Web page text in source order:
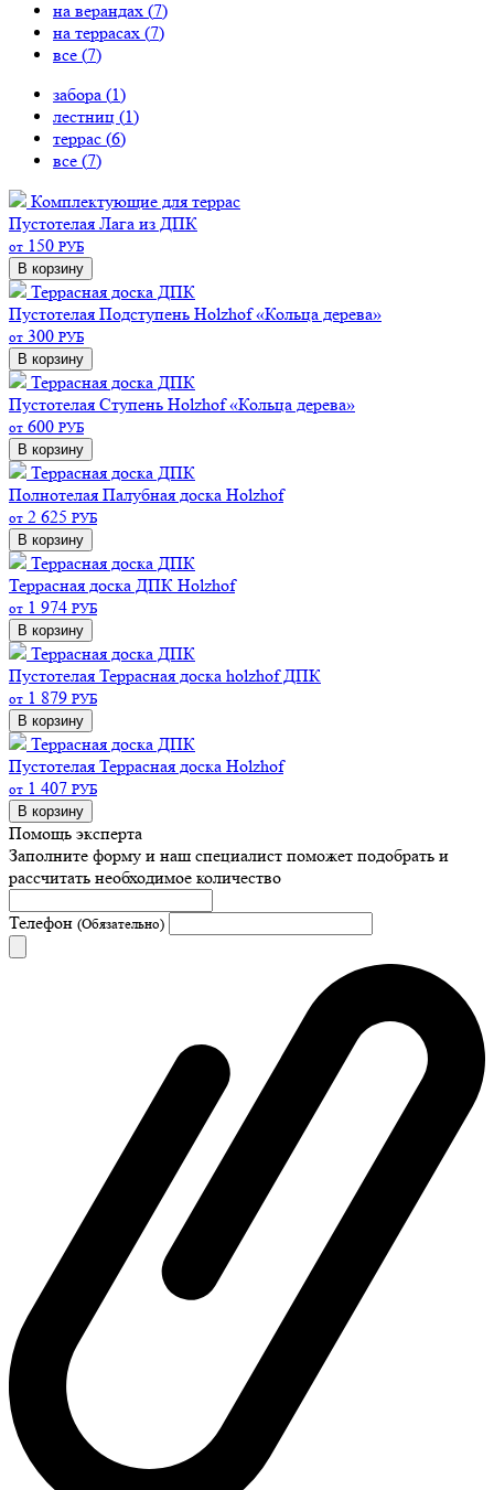
на верандах (7)
на террасах (7)
все (7)
забора (1)
лестниц (1)
террас (6)
все (7)
Комплектующие для террас
Пустотелая Лага из ДПК
от 150 РУБ
В корзину
Террасная доска ДПК
Пустотелая Подступень Holzhof «Кольца дерева»
от 300 РУБ
В корзину
Террасная доска ДПК
Пустотелая Ступень Holzhof «Кольца дерева»
от 600 РУБ
В корзину
Террасная доска ДПК
Полнотелая Палубная доска Holzhof
от 2 625 РУБ
В корзину
Террасная доска ДПК
Террасная доска ДПК Holzhof
от 1 974 РУБ
В корзину
Террасная доска ДПК
Пустотелая Террасная доска holzhof ДПК
от 1 879 РУБ
В корзину
Террасная доска ДПК
Пустотелая Террасная доска Holzhof
от 1 407 РУБ
В корзину
Помощь эксперта
Заполните форму и наш специалист поможет подобрать и
рассчитать необходимое количество
Телефон (Обязательно)